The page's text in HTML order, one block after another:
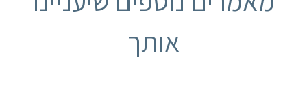
אותך